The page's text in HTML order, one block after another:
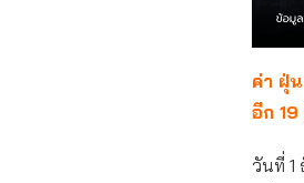
ค่า ฝุ่
อีก
วันที่ 1